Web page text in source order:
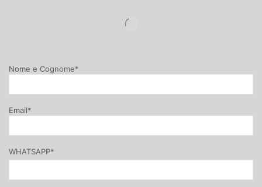
Nome e Cognome*
Email*
WHATSAPP*